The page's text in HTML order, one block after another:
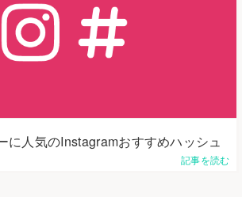
に人気のInstagramおすすめハッシュ
記事を読む